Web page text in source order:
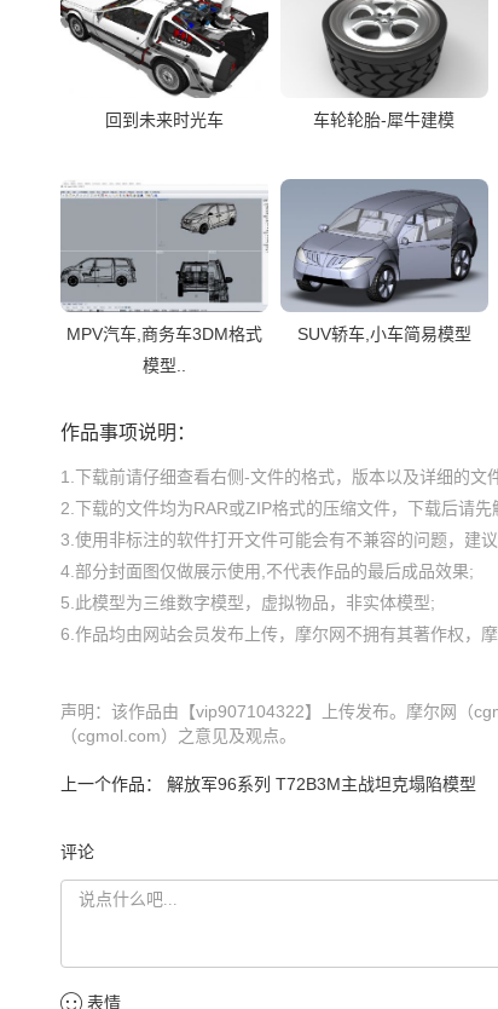
回到未来时光车 车轮轮胎-犀牛建模
MPV汽车,商务车3DM格式
模型..
SUV轿车,小车简易模型
作品事项说明：
1.下载前请仔细查看右侧-文件的格式，版本以及详细的文
2.下载的文件均为RAR或ZIP格式的压缩文件，下载后请先
3.使用非标注的软件打开文件可能会有不兼容的问题，建
4.部分封面图仅做展示使用,不代表作品的最后成品效果;
5.此模型为三维数字模型，虚拟物品，非实体模型;
声明：该作品由【vip907104322】上传发布。摩尔网（
（cgmol.com）之意见及观点。
上一个作品： 解放军96系列 T72B3M主战坦克塌陷模型
评论
表情